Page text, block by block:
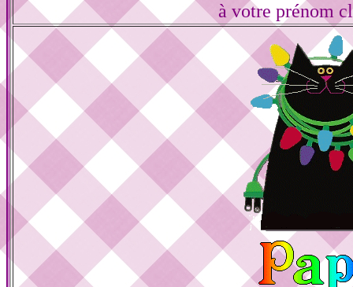
à votre prénom